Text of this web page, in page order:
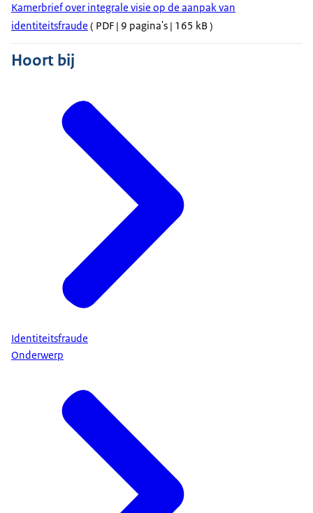
Kamerbrief over integrale visie op de aanpak van
identiteitsfraude ( PDF | 9 pagina's | 165 kB )
Hoort bij
Identiteitsfraude
Onderwerp